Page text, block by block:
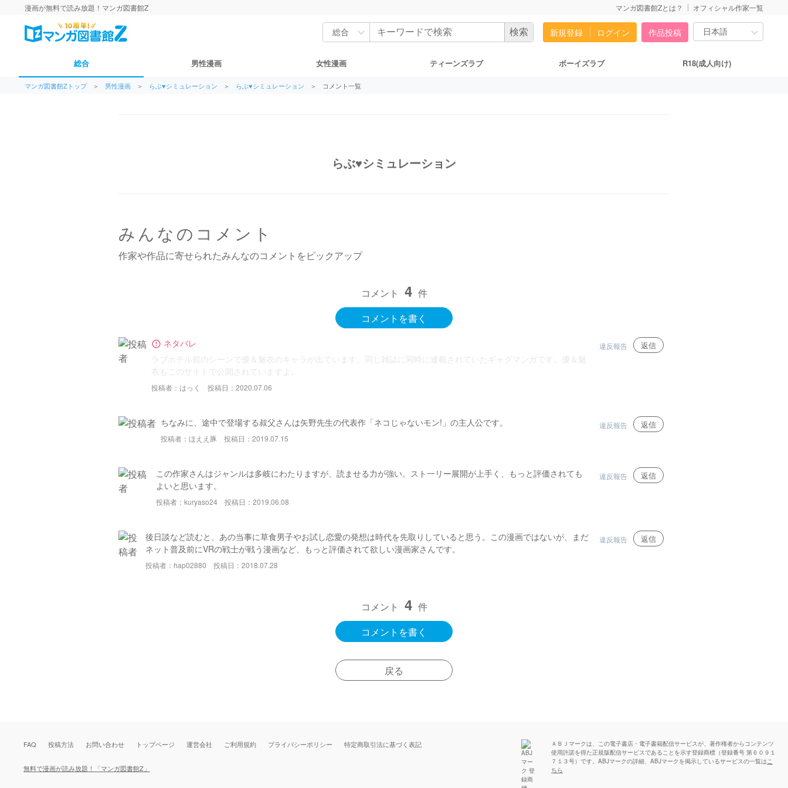
漫画が無料で読み放題！マンガ図書館Z マンガ図書館Zとは？ オフィシャル作家一覧
新規登録 ログイン 作品投稿
総合 男性漫画 女性漫画 ティーンズラブ ボーイズラブ R18(成人向け)
マンガ図書館Zトップ ＞ 男性漫画 ＞ らぶ♥シミュレーション ＞ らぶ♥シミュレーション ＞ コメント一覧
らぶ♥シミュレーション
みんなのコメント
作家や作品に寄せられたみんなのコメントをピックアップ
コメント 4 件
コメントを書く
error_outline ネタバレ
ラブホテル前のシーンで優＆魅衣のキャラが出ています。同じ雑誌に同時に連載されていたギャグマンガです。優＆魅
衣もこのサイトで公開されていますよ。
投稿者：はっく 投稿日：2020.07.06
違反報告 返信
ちなみに、途中で登場する叔父さんは矢野先生の代表作「ネコじゃないモン!」の主人公です。
投稿者：ほええ豚 投稿日：2019.07.15
違反報告 返信
この作家さんはジャンルは多岐にわたりますが、読ませる力が強い。スト一リー展開が上手く、もっと評価されても
よいと思います。
投稿者：kuryaso24 投稿日：2019.06.08
違反報告 返信
後日談など読むと、あの当事に草食男子やお試し恋愛の発想は時代を先取りしていると思う。この漫画ではないが、まだ
ネット普及前にVRの戦士が戦う漫画など、もっと評価されて欲しい漫画家さんです。
投稿者：hap02880 投稿日：2018.07.28
違反報告 返信
コメント 4 件
コメントを書く
戻る
ＡＢＪマークは、この電子書店・電子書籍配信サービスが、著作権者からコンテンツ
使用許諾を得た正規版配信サービスであることを示す登録商標（登録番号 第６０９１
７１３号）です。ABJマークの詳細、ABJマークを掲示しているサービスの一覧はこ
ちら
FAQ 投稿方法 お問い合わせ トップページ 運営会社 ご利用規約 プライバシーポリシー 特定商取引法に基づく表記
無料で漫画が読み放題！「マンガ図書館Z」